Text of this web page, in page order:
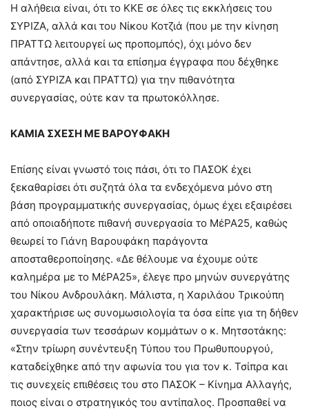
Η αλήθεια είναι, ότι το ΚΚΕ σε όλες τις εκκλήσεις του
ΣΥΡΙΖΑ, αλλά και του Νίκου Κοτζιά (που με την κίνηση
ΠΡΑΤΤΩ λειτουργεί ως προπομπός), όχι μόνο δεν
απάντησε, αλλά και τα επίσημα έγγραφα που δέχθηκε
(από ΣΥΡΙΖΑ και ΠΡΑΤΤΩ) για την πιθανότητα
συνεργασίας, ούτε καν τα πρωτοκόλλησε.
ΚΑΜΙΑ ΣΧΕΣΗ ΜΕ ΒΑΡΟΥΦΑΚΗ
Επίσης είναι γνωστό τοις πάσι, ότι το ΠΑΣΟΚ έχει
ξεκαθαρίσει ότι συζητά όλα τα ενδεχόμενα μόνο στη
βάση προγραμματικής συνεργασίας, όμως έχει εξαιρέσει
από οποιαδήποτε πιθανή συνεργασία το ΜέΡΑ25, καθώς
θεωρεί το Γιάνη Βαρουφάκη παράγοντα
αποσταθεροποίησης. «Δε θέλουμε να έχουμε ούτε
καλημέρα με το ΜέΡΑ25», έλεγε προ μηνών συνεργάτης
του Νίκου Ανδρουλάκη. Μάλιστα, η Χαριλάου Τρικούπη
χαρακτήρισε ως συνομωσιολογία τα όσα είπε για τη δήθεν
συνεργασία των τεσσάρων κομμάτων ο κ. Μητσοτάκης:
«Στην τρίωρη συνέντευξη Τύπου του Πρωθυπουργού,
καταδείχθηκε από την αφωνία του για τον κ. Τσίπρα και
τις συνεχείς επιθέσεις του στο ΠΑΣΟΚ – Κίνημα Αλλαγής,
ποιος είναι ο στρατηγικός του αντίπαλος. Προσπαθεί να